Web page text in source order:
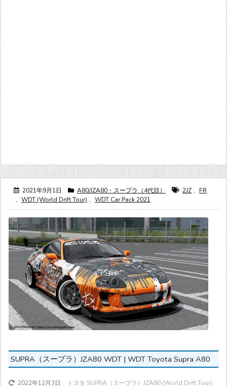
2021年9月1日 A80/JZA80・スープラ（4代目） 2JZ ,
FR
, WDT (World Drift Tour) , WDT Car Pack 2021
SUPRA（スープラ）JZA80 WDT | WDT Toyota Supra A80
2022年12月3日
トヨタ SUPRA（スープラ）JZA80 (World Drift Tour)